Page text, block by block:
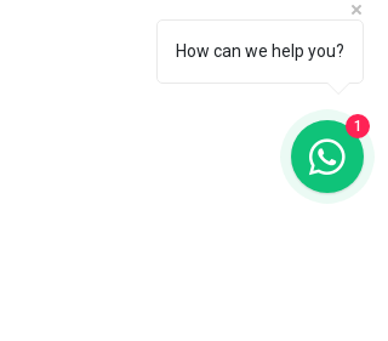
How can we help you?
1